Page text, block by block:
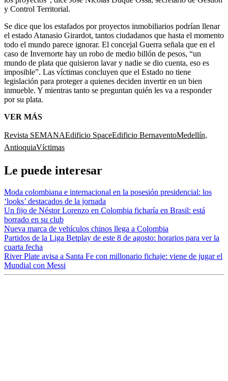
y Control Territorial.
Se dice que los estafados por proyectos inmobiliarios podrían llenar
el estado Atanasio Girardot, tantos ciudadanos que hasta el momento
todo el mundo parece ignorar. El concejal Guerra señala que en el
caso de Invernorte hay un robo de medio billón de pesos, “un
mundo de plata que quisieron lavar y nadie se dio cuenta, eso es
imposible”. Las víctimas concluyen que el Estado no tiene
legislación para proteger a quienes deciden invertir en un bien
inmueble. Y mientras tanto se preguntan quién les va a responder
por su plata.
VER MÁS
Revista SEMANAEdificio SpaceEdificio BernaventoMedellín,
AntioquiaVíctimas
Le puede interesar
Moda colombiana e internacional en la posesión presidencial: los
‘looks’ destacados de la jornada
Un fijo de Néstor Lorenzo en Colombia ficharía en Brasil: está
borrado en su club
Nueva marca de vehículos chinos llega a Colombia
Partidos de la Liga Betplay de este 8 de agosto: horarios para ver la
cuarta fecha
River Plate avisa a Santa Fe con millonario fichaje: viene de jugar el
Mundial con Messi